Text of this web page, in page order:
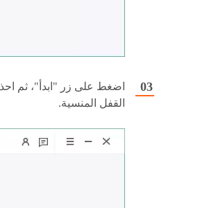
اضغط على زر "ابدأ"، ثم
القفل المنسية.